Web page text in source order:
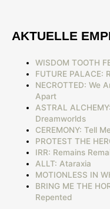
AKTUELLE
WISDOM TOOTH
FUTURE PALACE:
NECROTTED: We
Apart
ASTRAL
Dreamworlds
CEREMONY: Tell
PROTEST THE
IRR: Remains
ALLT: Ataraxia
MOTIONLESS IN
BRING ME THE
Repented